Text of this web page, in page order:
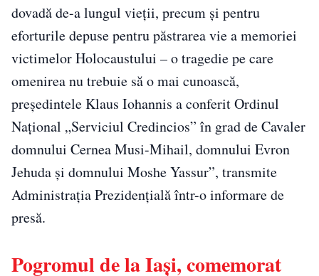
dovadă de-a lungul vieții, precum și pentru
eforturile depuse pentru păstrarea vie a memoriei
victimelor Holocaustului – o tragedie pe care
omenirea nu trebuie să o mai cunoască,
președintele Klaus Iohannis a conferit Ordinul
Național „Serviciul Credincios” în grad de Cavaler
domnului Cernea Musi-Mihail, domnului Evron
Jehuda și domnului Moshe Yassur”, transmite
Administrația Prezidențială într-o informare de
presă.
Pogromul de la Iași, comemorat